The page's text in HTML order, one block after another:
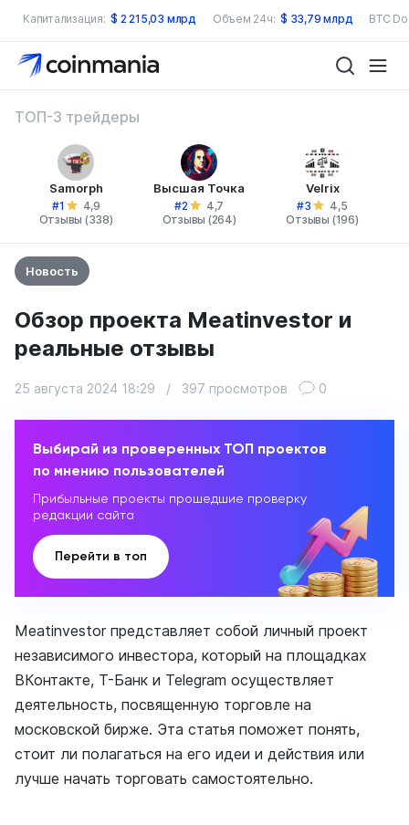
Капитализация: $ 2 215,03 млрд Объем 24ч: $ 33,79 млрд BTC
ТОП-3 трейдеры
Samorph
#1
4,9
Отзывы (338)
Высшая Точка
#2
4,7
Отзывы (264)
Velrix
#3
4,5
Отзывы (196)
Новость
Обзор проекта Meatinvestor и
реальные отзывы
25 августа 2024 18:29 / 397 просмотров 0
Выбирай из проверенных ТОП проектов
по мнению пользователей
Прибыльные проекты прошедшие проверку
редакции сайта
Перейти в топ
Meatinvestor представляет собой личный проект
независимого инвестора, который на площадках
ВКонтакте, Т-Банк и Telegram осуществляет
деятельность, посвященную торговле на
московской бирже. Эта статья поможет понять,
стоит ли полагаться на его идеи и действия или
лучше начать торговать самостоятельно.